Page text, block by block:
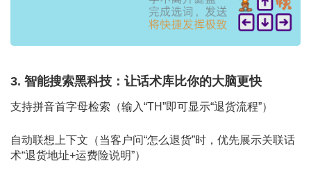
3. 智能搜索黑科技：让话术库比你的大脑更快
支持拼音首字母检索（输入“TH”即可显示“退货流程”）
自动联想上下文（当客户问“怎么退货”时，优先展示关联话
术“退货地址+运费险说明”）